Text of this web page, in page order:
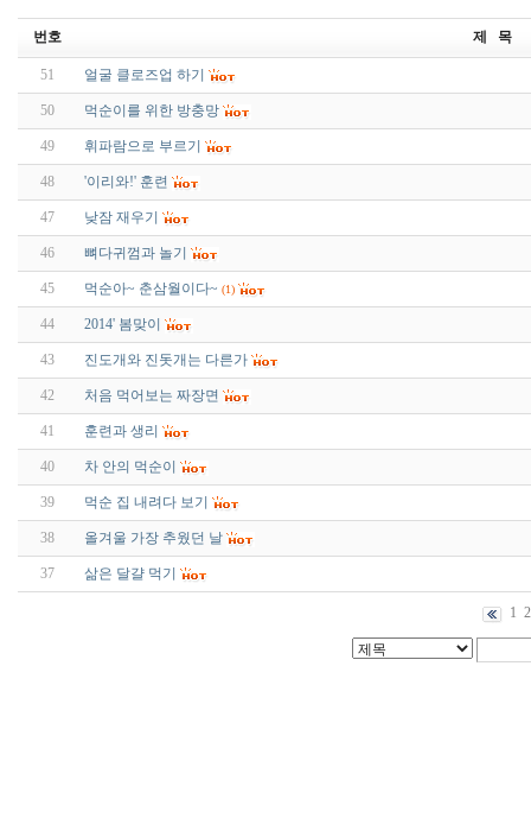
번호 제 목
51 얼굴 클로즈업 하기
50 먹순이를 위한 방충망
49 휘파람으로 부르기
48 '이리와!' 훈련
47 낮잠 재우기
46 뼈다귀껌과 놀기
45 먹순아~ 춘삼월이다~ (1)
44 2014' 봄맞이
43 진도개와 진돗개는 다른가
42 처음 먹어보는 짜장면
41 훈련과 생리
40 차 안의 먹순이
39 먹순 집 내려다 보기
38 올겨울 가장 추웠던 날
37 삶은 달걀 먹기
1 2